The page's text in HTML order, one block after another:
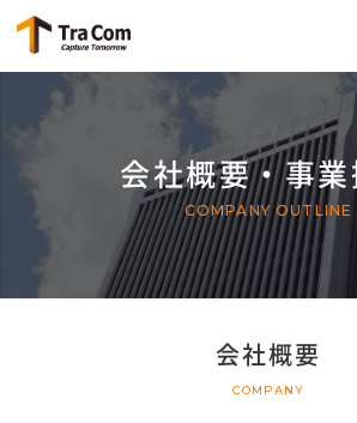
会社概要・事業
COMPANY OUTLINE
会社概要
COMPANY